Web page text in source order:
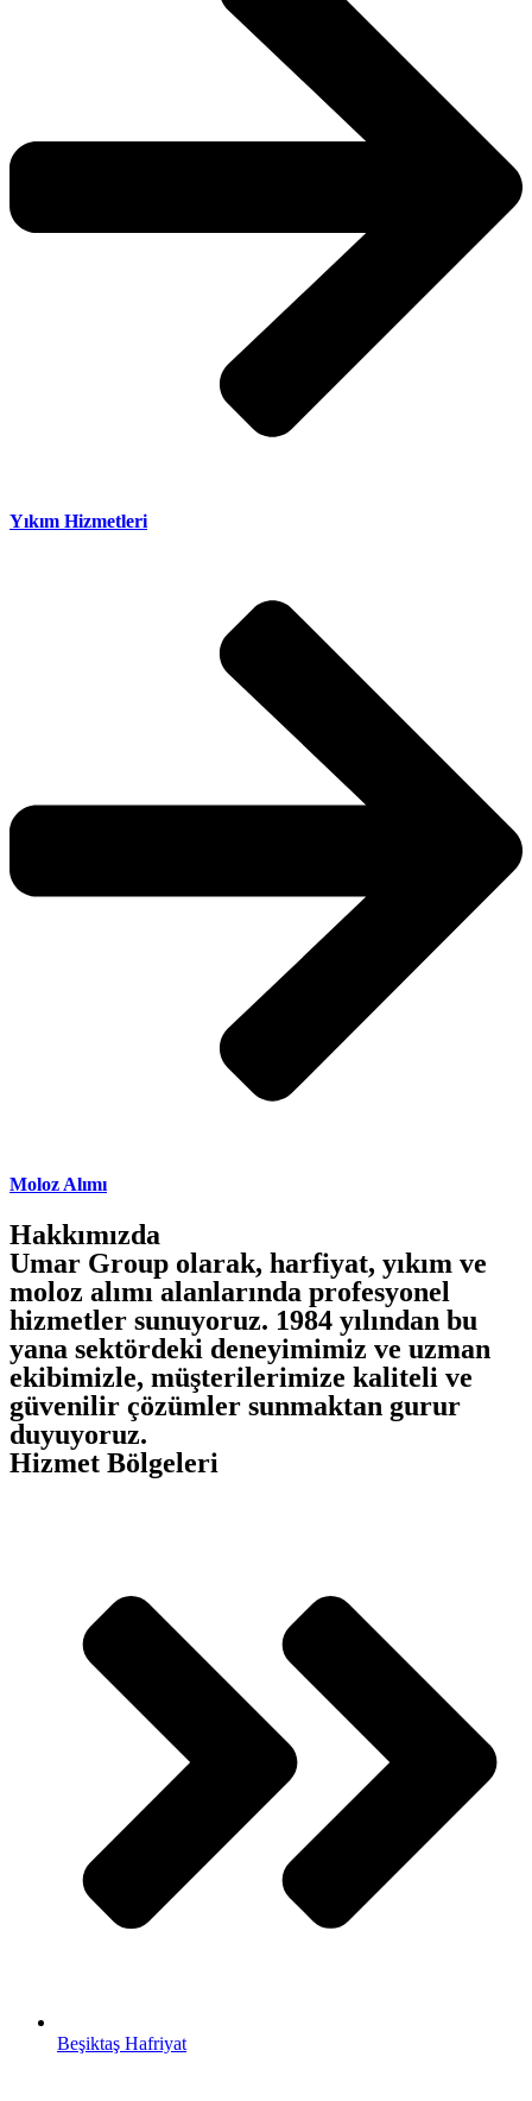
Yıkım Hizmetleri
Moloz Alımı
Hakkımızda
Umar Group olarak, harfiyat, yıkım ve
moloz alımı alanlarında profesyonel
hizmetler sunuyoruz. 1984 yılından bu
yana sektördeki deneyimimiz ve uzman
ekibimizle, müşterilerimize kaliteli ve
güvenilir çözümler sunmaktan gurur
duyuyoruz.
Hizmet Bölgeleri
Beşiktaş Hafriyat